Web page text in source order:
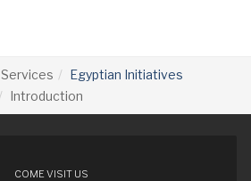
Services
Egyptian Initiatives
Introduction
COME VISIT US